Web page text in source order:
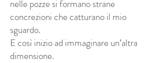
nelle pozze si formano strane
concrezioni che catturano il mio
sguardo.
E così inizio ad immaginare un’altra
dimensione.